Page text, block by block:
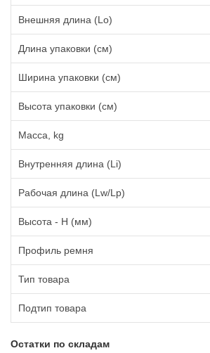
Внешняя длина (Lo)
Длина упаковки (см)
Ширина упаковки (см)
Высота упаковки (см)
Масса, kg
Внутренняя длина (Li)
Рабочая длина (Lw/Lp)
Высота - H (мм)
Профиль ремня
Тип товара
Подтип товара
Остатки по складам